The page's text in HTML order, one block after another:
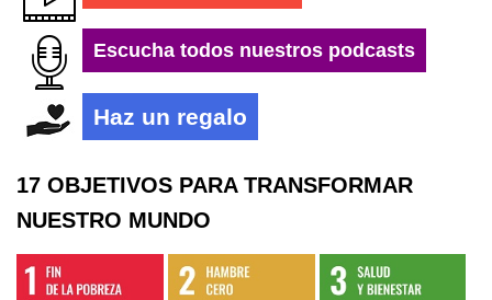
Escucha todos nuestros podcasts
Haz un regalo
17 OBJETIVOS PARA TRANSFORMAR
NUESTRO MUNDO